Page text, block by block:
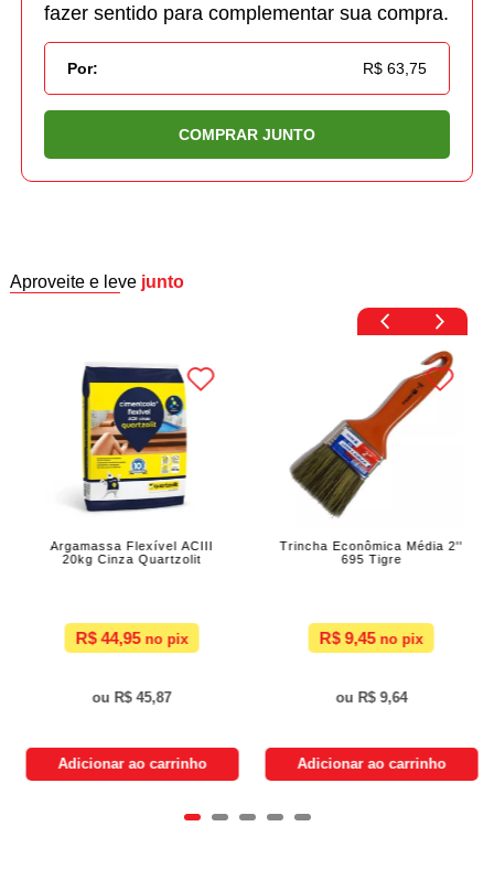
fazer sentido para complementar sua compra.
Por: R$ 63,75
COMPRAR JUNTO
Aproveite e leve junto
Argamassa Flexível ACIII
20kg Cinza Quartzolit
R$ 44,95
R$ 45,87
Adicionar ao carrinho
Trincha Econômica Média 2''
695 Tigre
R$ 9,45
R$ 9,64
Adicionar ao carrinho